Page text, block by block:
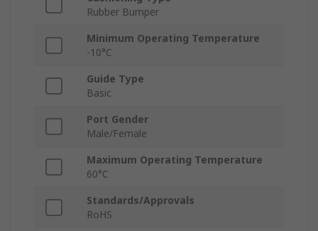
Rubber Bumper
Minimum Operating Temperature
-10°C
Guide Type
Basic
Port Gender
Male/Female
Maximum Operating Temperature
60°C
Standards/Approvals
RoHS